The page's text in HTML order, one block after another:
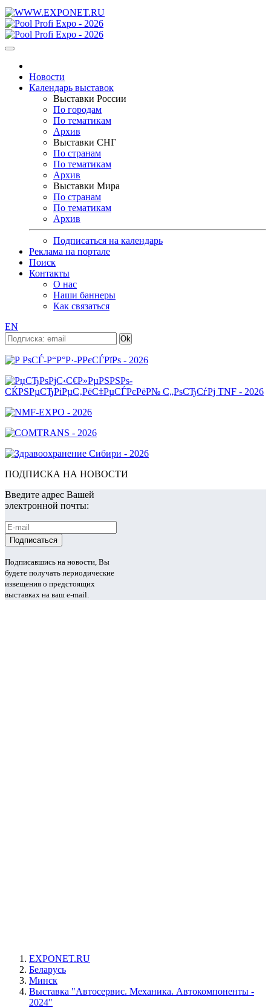
Новости
Календарь выставок
Выставки России
По городам
По тематикам
Архив
Выставки СНГ
По странам
По тематикам
Архив
Выставки Мира
По странам
По тематикам
Архив
Подписаться на календарь
Реклама на портале
Поиск
Контакты
О нас
Наши баннеры
Как связаться
EN
ПОДПИСКА НА НОВОСТИ
Введите адрес Вашей
электронной почты:
Подписавшись на новости, Вы
будете получать периодические
извещения о предстоящих
выставках на ваш e-mail.
EXPONET.RU
Беларусь
Минск
Выставка "Автосервис. Механика. Автокомпоненты -
2024"